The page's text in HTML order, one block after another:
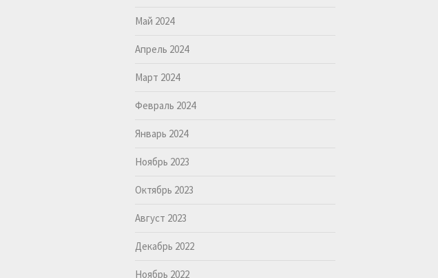
Май 2024
Апрель 2024
Март 2024
Февраль 2024
Январь 2024
Ноябрь 2023
Октябрь 2023
Август 2023
Декабрь 2022
Ноябрь 2022